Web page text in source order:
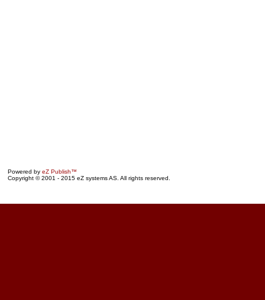
Powered by eZ Publish™
Copyright © 2001 - 2015 eZ systems AS. All rights reserved.